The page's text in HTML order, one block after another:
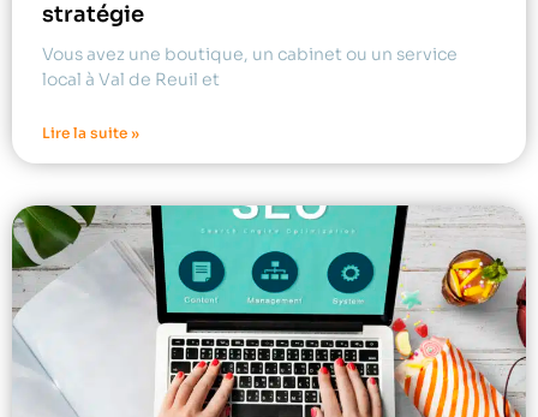
stratégie
Vous avez une boutique, un cabinet ou un service
local à Val de Reuil et
Lire la suite »